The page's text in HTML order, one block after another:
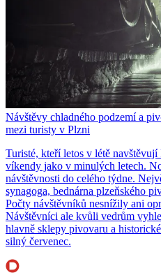
Návštěvy chladného podzemí a
mezi turisty v Plzni
Turisté, kteří letos v létě
víkendy jako v minulých letech.
návštěvnosti do celého týdne.
synagoga, bednárna plzeňského
Počty návštěvníků nesnížily ani
Návštěvníci ale kvůli vedrům
hlavně sklepy pivovaru a
silný červenec.